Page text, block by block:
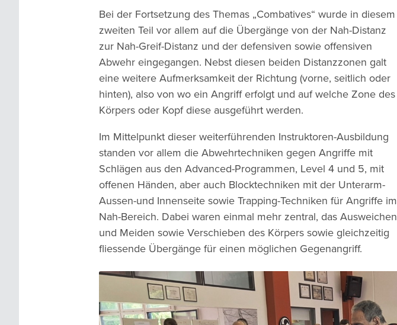
Bei der Fortsetzung des Themas „Combatives“ wurde in diesem
zweiten Teil vor allem auf die Übergänge von der Nah-Distanz
zur Nah-Greif-Distanz und der defensiven sowie offensiven
Abwehr eingegangen. Nebst diesen beiden Distanzzonen galt
eine weitere Aufmerksamkeit der Richtung (vorne, seitlich oder
hinten), also von wo ein Angriff erfolgt und auf welche Zone des
Körpers oder Kopf diese ausgeführt werden.
Im Mittelpunkt dieser weiterführenden Instruktoren-Ausbildung
standen vor allem die Abwehrtechniken gegen Angriffe mit
Schlägen aus den Advanced-Programmen, Level 4 und 5, mit
offenen Händen, aber auch Blocktechniken mit der Unterarm-
Aussen-und Innenseite sowie Trapping-Techniken für Angriffe im
Nah-Bereich. Dabei waren einmal mehr zentral, das Ausweichen
und Meiden sowie Verschieben des Körpers sowie gleichzeitig
fliessende Übergänge für einen möglichen Gegenangriff.